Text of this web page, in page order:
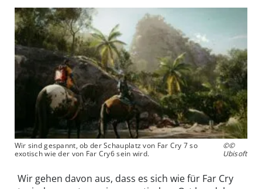
Wir sind gespannt, ob der Schauplatz von Far Cry 7 so
exotisch wie der von Far Cry6 sein wird.
©©
Ubisoft
Wir gehen davon aus, dass es sich wie für Far Cry